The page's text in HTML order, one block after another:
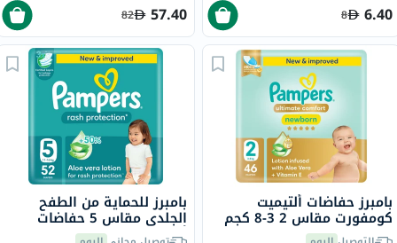
6.40
8
57.40
82
بامبرز حفاضات ألتيميت
كومفورت مقاس 2 3-8 كجم
حزمة من 46
بامبرز للحماية من الطفح
الجلدي مقاس 5 حفاضات
أطفال 11-16 كجم حزمة من